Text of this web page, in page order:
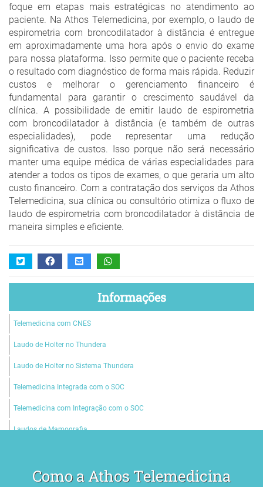
foque em etapas mais estratégicas no atendimento ao
paciente. Na Athos Telemedicina, por exemplo, o laudo de
espirometria com broncodilatador à distância é entregue
em aproximadamente uma hora após o envio do exame
para nossa plataforma. Isso permite que o paciente receba
o resultado com diagnóstico de forma mais rápida. Reduzir
custos e melhorar o gerenciamento financeiro é
fundamental para garantir o crescimento saudável da
clínica. A possibilidade de emitir laudo de espirometria
com broncodilatador à distância (e também de outras
especialidades), pode representar uma redução
significativa de custos. Isso porque não será necessário
manter uma equipe médica de várias especialidades para
atender a todos os tipos de exames, o que geraria um alto
custo financeiro. Com a contratação dos serviços da Athos
Telemedicina, sua clínica ou consultório otimiza o fluxo de
laudo de espirometria com broncodilatador à distância de
maneira simples e eficiente.
Informações
Telemedicina com CNES
Laudo de Holter no Thundera
Laudo de Holter no Sistema Thundera
Telemedicina Integrada com o SOC
Telemedicina com Integração com o SOC
Laudos de Mamografia
Laudos de Teste Ergométrico
Como a Athos Telemedicina